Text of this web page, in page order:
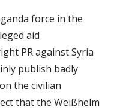
force in the
aid
PR against Syria
publish badly
the civilian
that the Weißhelm